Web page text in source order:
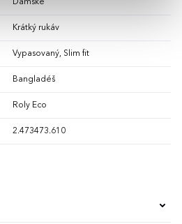
Dámské
Krátký rukáv
Vypasovaný, Slim fit
Bangladéš
Roly Eco
2.473473.610